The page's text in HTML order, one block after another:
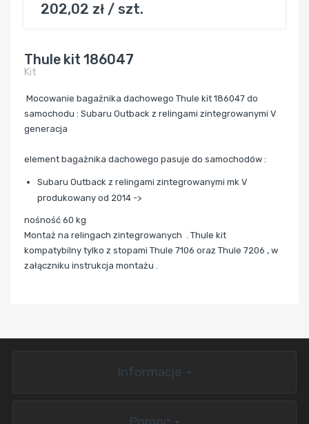
202,02 zł / szt.
Thule kit 186047
Kit
Mocowanie bagażnika dachowego Thule kit 186047 do
samochodu : Subaru Outback z relingami zintegrowanymi V
generacja
element bagażnika dachowego pasuje do samochodów :
Subaru Outback z relingami zintegrowanymi mk V
produkowany od 2014 ->
nośność 60 kg
Montaż na relingach zintegrowanych . Thule kit
kompatybilny tylko z stopami Thule 7106 oraz Thule 7206 , w
załączniku instrukcja montażu .
Informacje